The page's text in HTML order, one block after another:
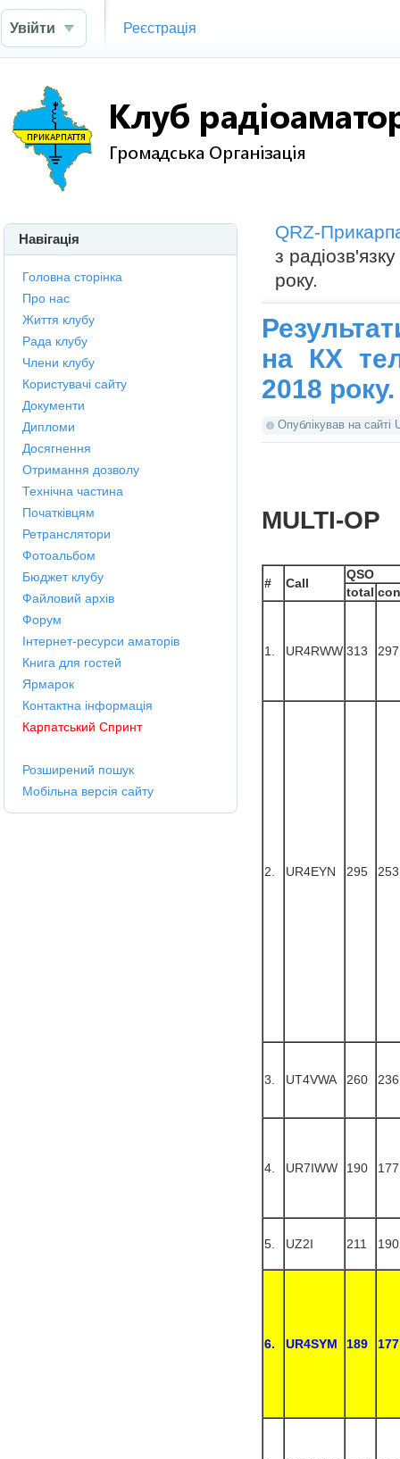
Увійти Реєстрація
QRZ-
з
року.
на КХ
2018 року.
Опублікував на сайті
MULTI-OP
# Call
QSO
total
1. UR4RWW 313 297
2. UR4EYN 295 253
3. UT4VWA 260 236
4. UR7IWW 190 177
5. UZ2I 211 190
6. UR4SYM 189 177
Навігація
Головна сторінка
Про нас
Життя клубу
Рада клубу
Члени клубу
Користувачі сайту
Документи
Дипломи
Досягнення
Отримання дозволу
Технічна частина
Початківцям
Ретранслятори
Фотоальбом
Бюджет клубу
Файловий архів
Форум
Інтернет-ресурси аматорів
Книга для гостей
Ярмарок
Контактна інформація
Карпатський Спринт
Розширений пошук
Мобільна версія сайту